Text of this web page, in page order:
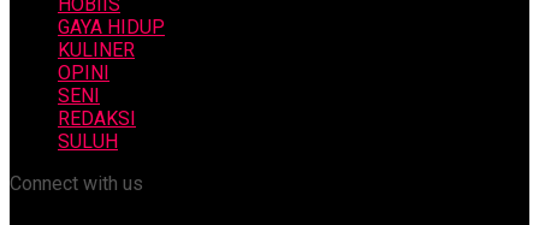
GAYA HIDUP
KULINER
OPINI
SENI
REDAKSI
SULUH
Connect with us